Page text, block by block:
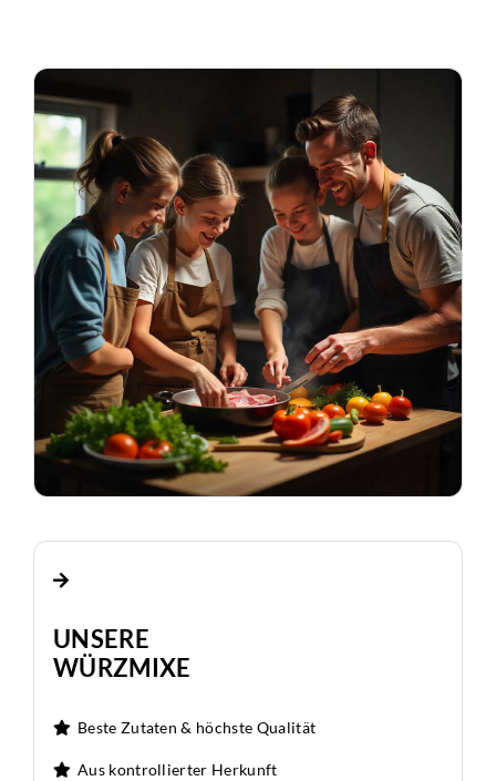
UNSERE
WÜRZMIXE
Beste Zutaten & höchste Qualität
Aus kontrollierter Herkunft